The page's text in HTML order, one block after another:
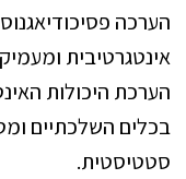
הערכה
אינטגרטיבית
הערכת היכולות
בכלים השלכתיים
סטטיסטית.